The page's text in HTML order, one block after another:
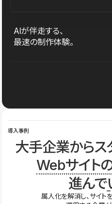
AIが伴走する、
最速の制作体験。
導入事例
大手企業からス
Webサイト
進んで
属人化を解消し、サイト